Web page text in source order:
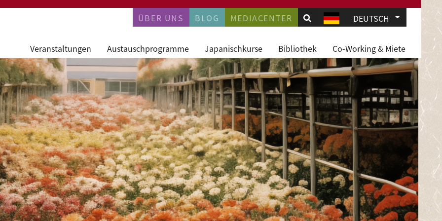
PERMANENTNAVIGATION
ÜBER UNS BLOG MEDIACENTER DEUTSCH Weitere
Veranstaltungen Austauschprogramme Japanischkurse Bibliothek Co-Working & Miete